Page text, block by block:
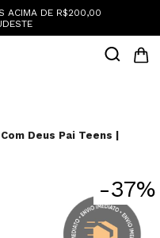
ACIMA DE R$200,00
Deus Pai Teens |
-37%